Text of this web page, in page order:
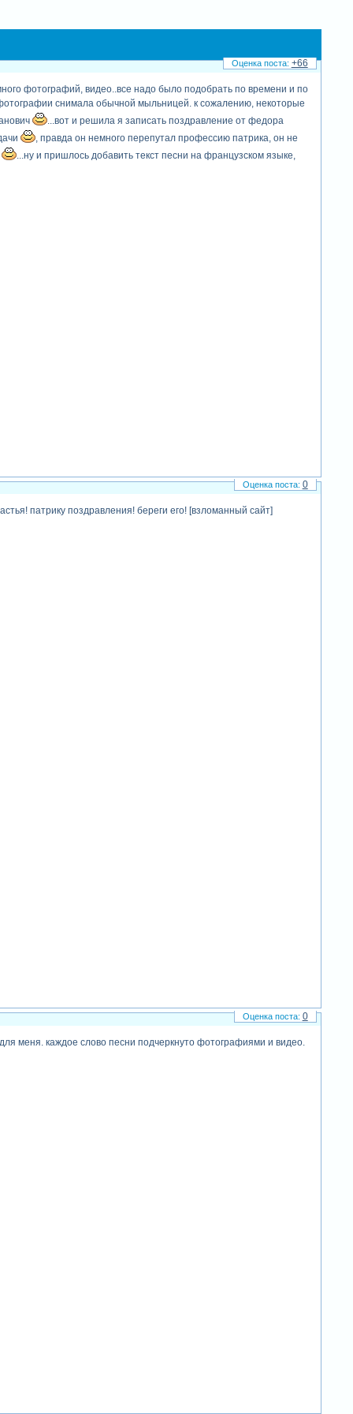
фотографий, видео..все надо было подобрать по времени и по
снимала обычной мыльницей. к сожалению, некоторые
...вот и решила я записать поздравление от федора
, правда он немного перепутал профессию патрика, он не
...ну и пришлось добавить текст песни на французском языке,
+66
патрику поздравления! береги его! [взломанный сайт]
0
меня. каждое слово песни подчеркнуто фотографиями и видео.
0